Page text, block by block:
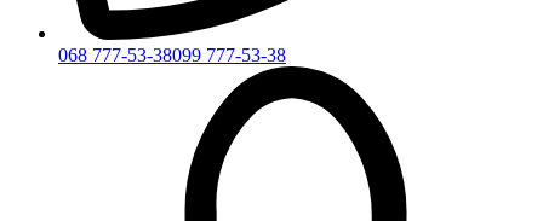
068 777-53-38099 777-53-38